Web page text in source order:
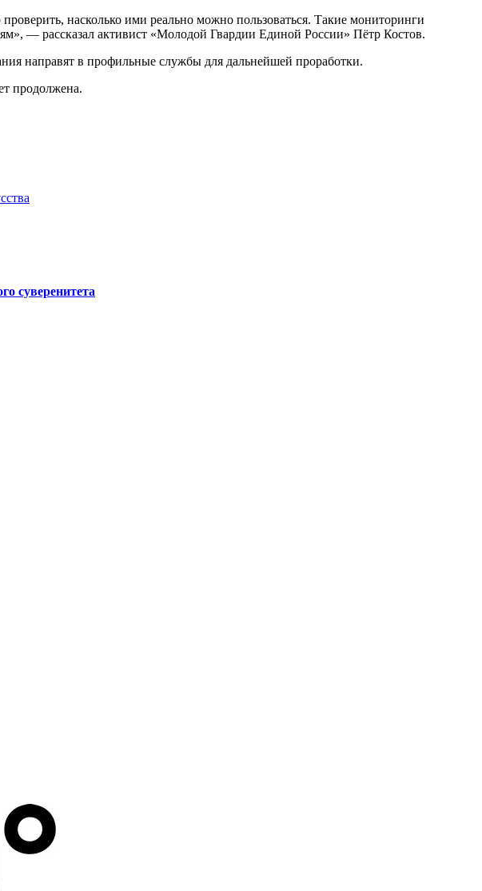
насколько ими реально можно пользоваться. Такие мониторинги
— рассказал активист «Молодой Гвардии Единой России» Пётр Костов.
направят в профильные службы для дальнейшей проработки.
продолжена.
суверенитета